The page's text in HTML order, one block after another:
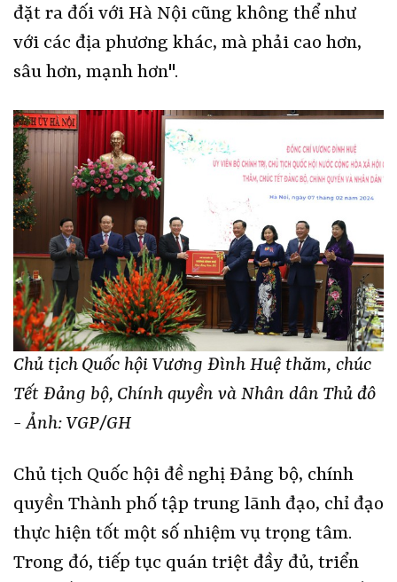
đặt ra đối với Hà Nội cũng không thể như
với các địa phương khác, mà phải cao hơn,
sâu hơn, mạnh hơn".
Chủ tịch Quốc hội Vương Đình Huệ thăm, chúc
Tết Đảng bộ, Chính quyền và Nhân dân Thủ đô
- Ảnh: VGP/GH
Chủ tịch Quốc hội đề nghị Đảng bộ, chính
quyền Thành phố tập trung lãnh đạo, chỉ đạo
thực hiện tốt một số nhiệm vụ trọng tâm.
Trong đó, tiếp tục quán triệt đầy đủ, triển